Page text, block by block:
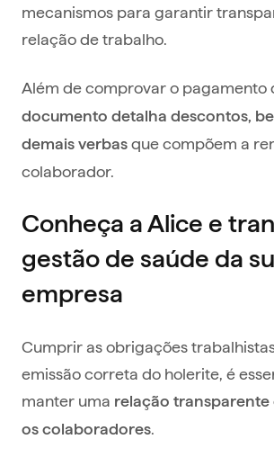
mecanismos para garantir
relação de trabalho.
Além de comprovar o pagamento
documento detalha descontos,
demais verbas que compõem a
colaborador.
Conheça a Alice e
gestão de saúde da
empresa
Cumprir as obrigações
emissão correta do holerite, é
manter uma relação transparente
os colaboradores.